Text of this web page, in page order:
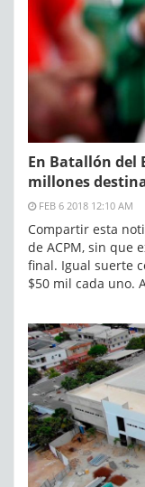
En Batallón del
millones
FEB 6 2018 12:10 AM
Compartir esta
de ACPM, sin que
final. Igual suerte
$50 mil cada uno.